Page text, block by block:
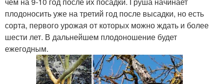
плодоносить уже на третий год после высадки, но есть
сорта, первого урожая от которых можно ждать и более
шести лет. В дальнейшем плодоношение будет
ежегодным.